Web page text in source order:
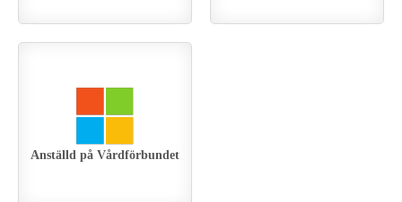
Anställd på Vårdförbundet